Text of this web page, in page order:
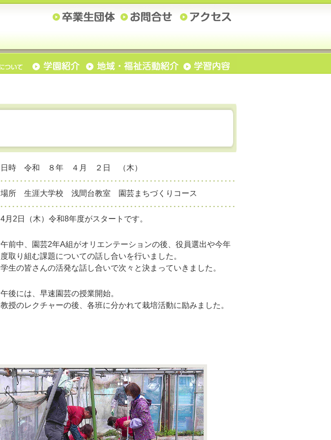
日時 令和 ８年 ４月 ２日 （木）
場所 生涯大学校 浅間台教室 園芸まちづくりコース
4月2日（木）令和8年度がスタートです。
午前中、園芸2年A組がオリエンテーションの後、役員選出や今年
度取り組む課題についての話し合いを行いました。
学生の皆さんの活発な話し合いで次々と決まっていきました。
午後には、早速園芸の授業開始。
教授のレクチャーの後、各班に分かれて栽培活動に励みました。